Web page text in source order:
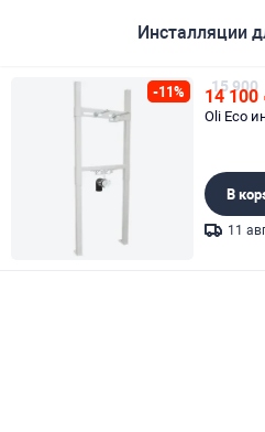
Инсталляции
-11% 15 900
14 100
Oli Eco
В
11